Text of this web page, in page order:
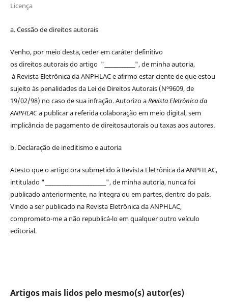
Licença
a. Cessão dedireitosautorais
Venho, por meio desta, ceder em caráter definitivo
osdireitosautoraisdo artigo "____________", de minha autoria,
à Revista Eletrônica da ANPHLACe afirmo estar ciente de que estou
sujeito às penalidades da Lei de DireitosAutorais(Nº9609, de
19/02/98) no caso de sua infração. Autorizo aRevista Eletrônica da
ANPHLACa publicar a referida colaboração em meio digital, sem
implicância de pagamento dedireitosautoraisou taxas aos autores.
b. Declaração de ineditismo e autoria
Atesto que o artigo ora submetido à Revista Eletrônica da ANPHLAC,
intitulado "________________________", de minha autoria, nunca foi
publicado anteriormente, na íntegra ou em partes, dentrodo país.
Vindo a ser publicado na Revista Eletrônica da ANPHLAC,
comprometo-me a não republicá-lo em qualquer outro veículo
editorial.
Artigos mais lidos pelo mesmo(s) autor(es)